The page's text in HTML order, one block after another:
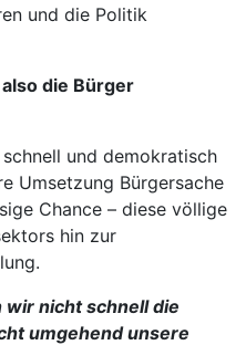
und die Politik
die Bürger
und demokratisch
Umsetzung Bürgersache
Chance – diese völlige
hin zur
wir nicht schnell die
umgehend unsere